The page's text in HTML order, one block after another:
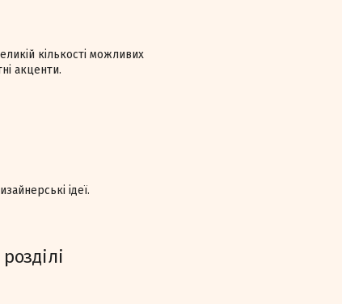
кількості можливих
акценти.
ідеї.